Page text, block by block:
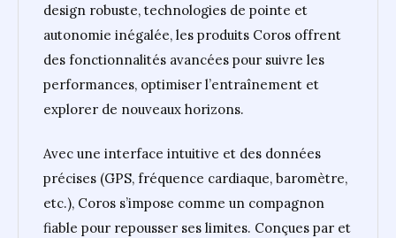
design robuste, technologies de pointe et
autonomie inégalée, les produits Coros offrent
des fonctionnalités avancées pour suivre les
performances, optimiser l’entraînement et
explorer de nouveaux horizons.
Avec une interface intuitive et des données
précises (GPS, fréquence cardiaque, baromètre,
etc.), Coros s’impose comme un compagnon
fiable pour repousser ses limites. Conçues par et